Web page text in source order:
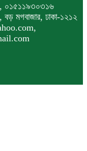
০১৫১১৯৩০৩১৬
বড় মগবাজার, ঢাকা-১২১২